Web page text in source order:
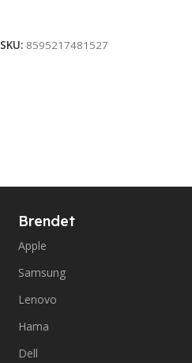
SKU: 8595217481527
Brendet
Apple
Samsung
Lenovo
Hama
Dell